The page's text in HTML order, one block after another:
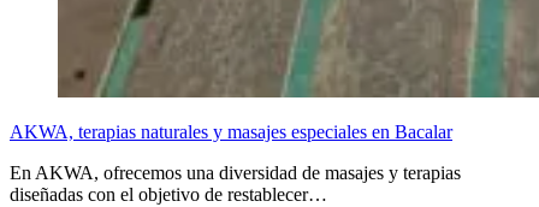
AKWA, terapias naturales y masajes especiales en Bacalar
En AKWA, ofrecemos una diversidad de masajes y terapias
diseñadas con el objetivo de restablecer…